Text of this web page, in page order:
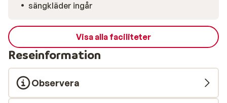
sängkläder ingår
Visa alla faciliteter
Reseinformation
Observera